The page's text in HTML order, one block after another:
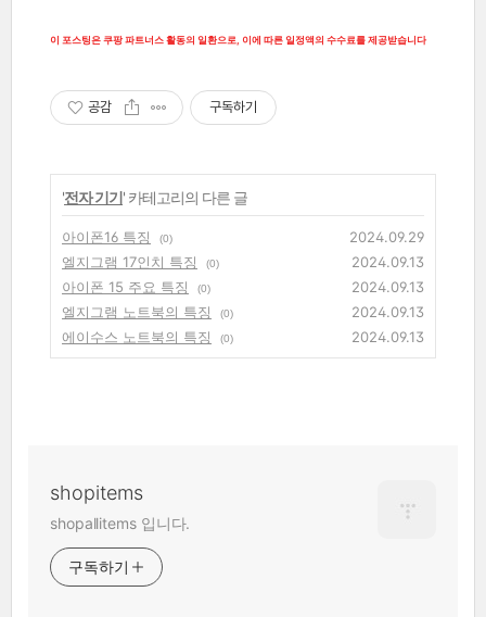
이 포스팅은 쿠팡 파트너스 활동의 일환으로, 이에 따른 일정액의 수수료를 제공받습니다
공감 구독하기
'전자 기기' 카테고리의 다른 글
아이폰16 특징 (0)
2024.09.29
엘지그램 17인치 특징
(0)
2024.09.13
아이폰 15 주요 특징
(0)
2024.09.13
엘지그램 노트북의 특징
(0)
2024.09.13
에이수스 노트북의 특징
(0) 2024.09.13
shopitems
shopallitems 입니다.
구독하기